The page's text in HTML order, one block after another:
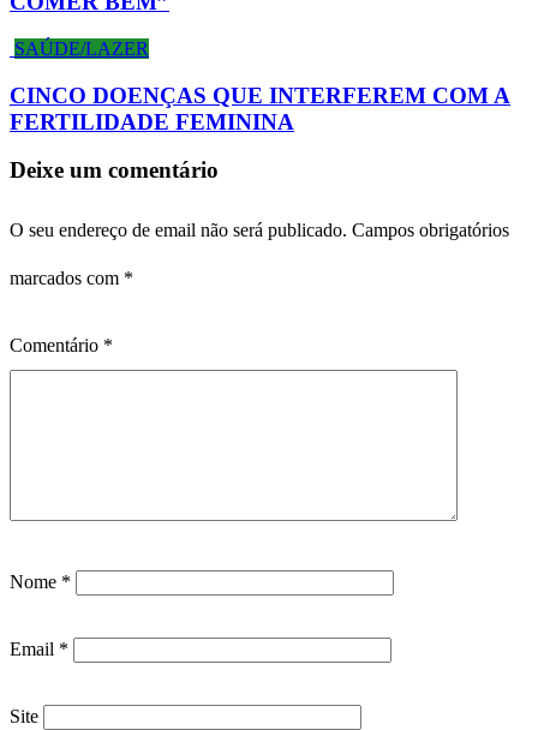
SAÚDE/LAZER
CINCO DOENÇAS QUE INTERFEREM COM A
FERTILIDADE FEMININA
Deixe um comentário
O seu endereço de email não será publicado. Campos obrigatórios
marcados com *
Comentário *
Nome *
Email *
Site